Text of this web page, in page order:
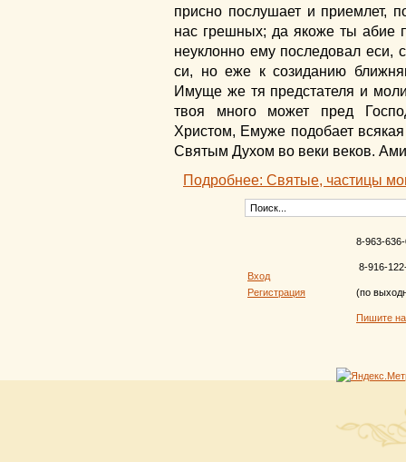
присно послушает и приемлет,
нас грешных; да якоже ты абие
неуклонно ему последовал еси,
си, но еже к созиданию
Имуще же тя предстателя и
твоя много может пред
Христом, Емуже подобает
Святым Духом во веки веков.
Подробнее: Святые, частицы
Вход
Регистрация
8-963-
8-916-
(по
Пишите